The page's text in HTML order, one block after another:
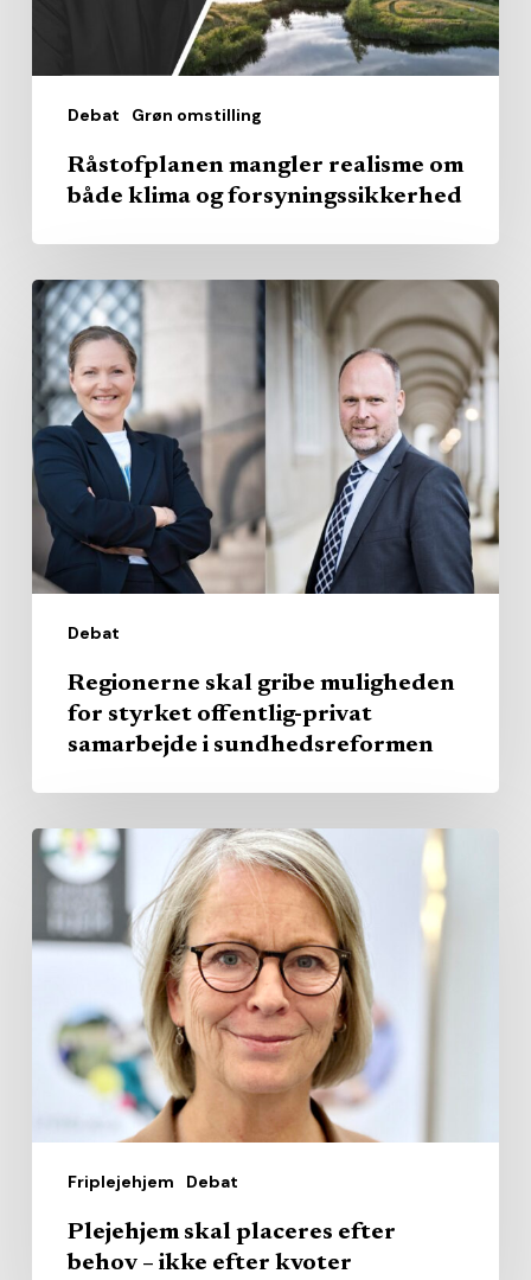
Debat Grøn omstilling
forsyningssikkerhed
Råstofplanen mangler realisme om
både klima og forsyningssikkerhed
Debat
Regionerne
skal
gribe
muligheden
for
styrket
offentlig-
privat
samarbejde
sundhedsreformen
Regionerne skal gribe muligheden
for styrket offentlig-privat
samarbejde i sundhedsreformen
Friplejehjem Debat
Plejehjem
skal
efter
ikke
efter
Plejehjem skal placeres efter
behov – ikke efter kvoter